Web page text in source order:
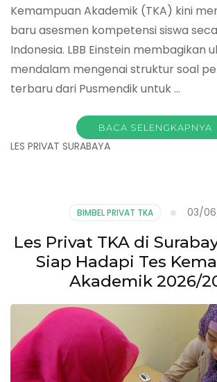
Kemampuan Akademik (TKA) kini
baru asesmen kompetensi siswa
Indonesia. LBB Einstein membagikan
mendalam mengenai struktur soal
terbaru dari Pusmendik untuk …
BACA SELENGKAPNYA
LES PRIVAT SURABAYA
BIMBEL PRIVAT TKA 03/
Les Privat TKA di
Siap Hadapi Tes
Akademik 2026/